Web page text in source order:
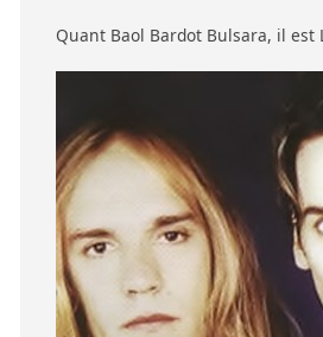
Quant Baol Bardot Bulsara, il